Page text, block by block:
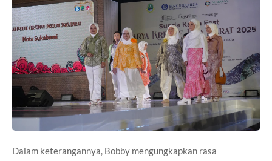
Dalam keterangannya, Bobby mengungkapkan rasa